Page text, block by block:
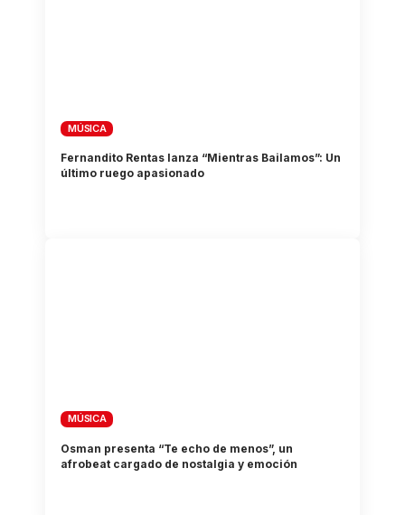
MÚSICA
Fernandito Rentas lanza “Mientras Bailamos”: Un
último ruego apasionado
MÚSICA
Osman presenta “Te echo de menos”, un
afrobeat cargado de nostalgia y emoción